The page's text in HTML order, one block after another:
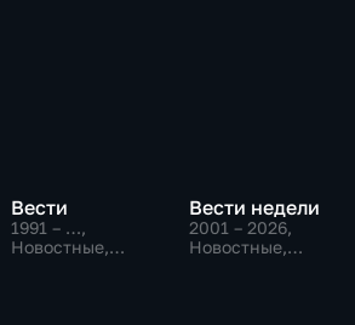
Вести
1991 – …,
Новостные,
Вести недели
2001 – 2026,
Новостные,